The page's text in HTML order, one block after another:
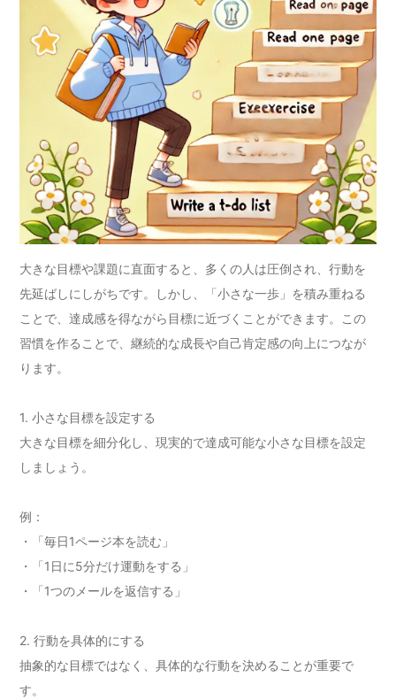
大きな目標や課題に直面すると、多くの人は圧倒され、行動を
先延ばしにしがちです。しかし、「小さな一歩」を積み重ねる
ことで、達成感を得ながら目標に近づくことができます。この
習慣を作ることで、継続的な成長や自己肯定感の向上につなが
ります。
1. 小さな目標を設定する
大きな目標を細分化し、現実的で達成可能な小さな目標を設定
しましょう。
例：
・「毎日1ページ本を読む」
・「1日に5分だけ運動をする」
・「1つのメールを返信する」
2. 行動を具体的にする
抽象的な目標ではなく、具体的な行動を決めることが重要で
す。